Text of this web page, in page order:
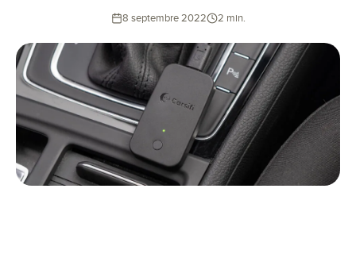
8 septembre 2022 2 min.